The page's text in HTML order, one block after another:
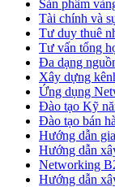
Sản phẩm
Tài chính và
Tư duy thuê
Tư vấn tổng
Đa dạng
Xây dựng
Ứng dụng
Đào tạo Kỹ
Đào tạo bán
Hướng dẫn
Hướng dẫn
Networking
Hướng dẫn